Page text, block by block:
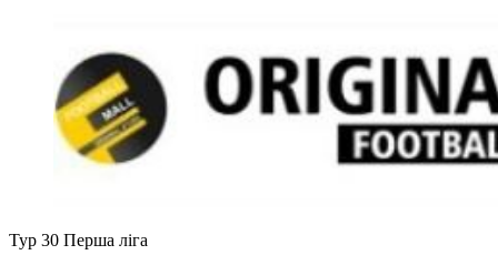
Тур 30 Перша ліга